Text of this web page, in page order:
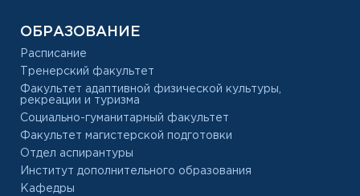
ОБРАЗОВАНИЕ
Расписание
Тренерский факультет
Факультет адаптивной физической культуры,
рекреации и туризма
Социально-гуманитарный факультет
Факультет магистерской подготовки
Отдел аспирантуры
Институт дополнительного образования
Кафедры